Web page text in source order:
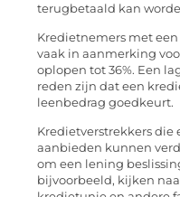
terugbetaald kan
Kredietnemers met
vaak in aanmerking
oplopen tot 36%. Een
reden zijn dat een
leenbedrag goedkeurt.
Kredietverstrekkers
aanbieden kunnen
om een lening
bijvoorbeeld, kijken